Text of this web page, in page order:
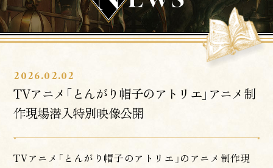
2026.02.02
TVアニメ「とんがり帽子のアトリエ」アニメ制
作現場潜入特別映像公開
TVアニメ「とんがり帽子のアトリエ」のアニメ制作現